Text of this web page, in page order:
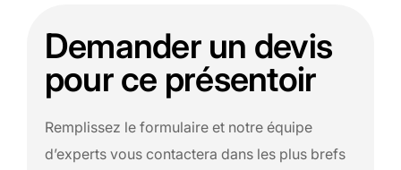
Demander un devis
pour ce présentoir
Remplissez le formulaire et notre équipe
d’experts vous contactera dans les plus brefs